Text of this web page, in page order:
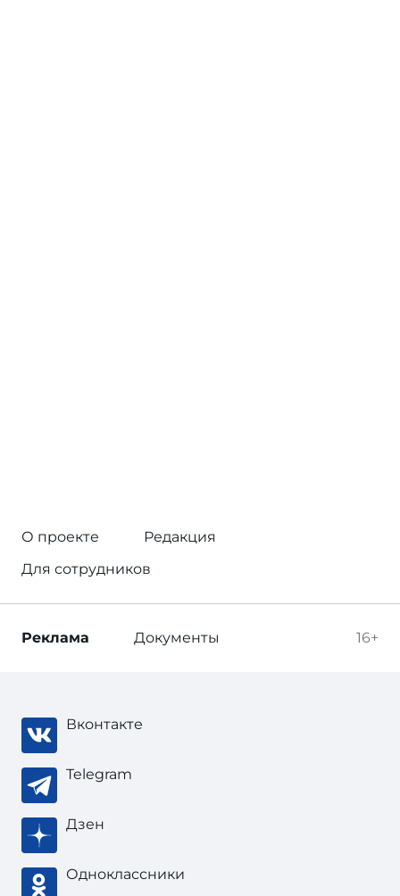
О проекте
Редакция
Для сотрудников
16+
Реклама Документы
Вконтакте
Telegram
Дзен
Одноклассники